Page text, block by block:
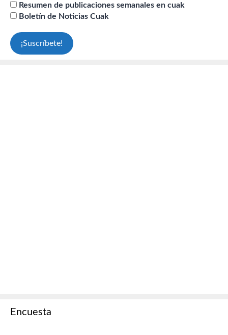
Resumen de publicaciones semanales en cuak
Boletín de Noticias Cuak
Encuesta